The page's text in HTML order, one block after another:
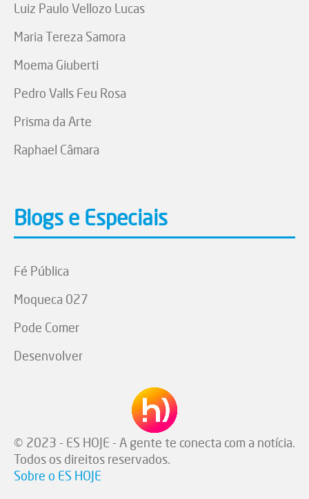
Luiz Paulo Vellozo Lucas
Maria Tereza Samora
Moema Giuberti
Pedro Valls Feu Rosa
Prisma da Arte
Raphael Câmara
Blogs e Especiais
Fé Pública
Moqueca 027
Pode Comer
Desenvolver
© 2023 - ES HOJE - A gente te conecta com a notícia.
Todos os direitos reservados.
Sobre o ES HOJE